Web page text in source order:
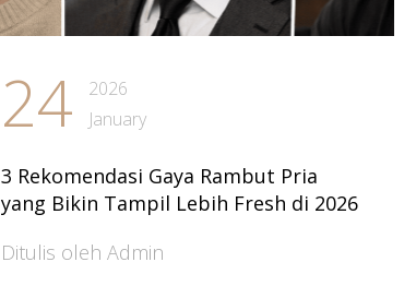
24
2026
January
3 Rekomendasi Gaya Rambut Pria
yang Bikin Tampil Lebih Fresh di 2026
Ditulis oleh Admin